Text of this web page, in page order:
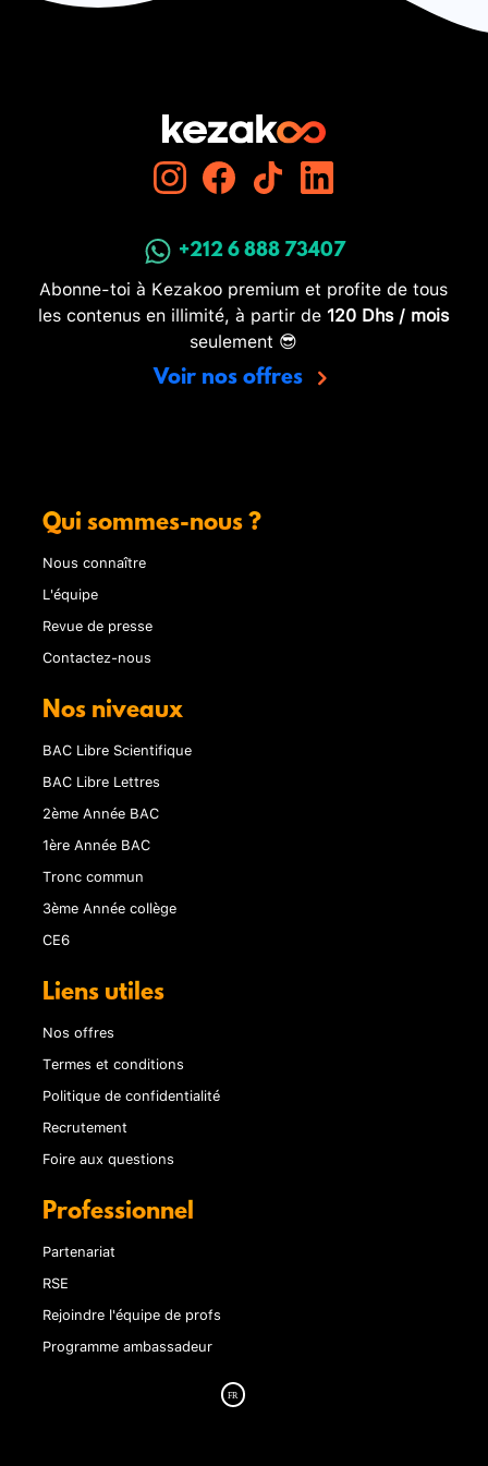
+212 6 888 73407
Abonne-toi à Kezakoo premium et profite de tous
les contenus en illimité, à partir de 120 Dhs / mois
seulement 😎
Voir nos offres
Qui sommes-nous ?
Nous connaître
L'équipe
Revue de presse
Contactez-nous
Nos niveaux
BAC Libre Scientifique
BAC Libre Lettres
2ème Année BAC
1ère Année BAC
Tronc commun
3ème Année collège
CE6
Liens utiles
Nos offres
Termes et conditions
Politique de confidentialité
Recrutement
Foire aux questions
Professionnel
Partenariat
RSE
Rejoindre l'équipe de profs
Programme ambassadeur